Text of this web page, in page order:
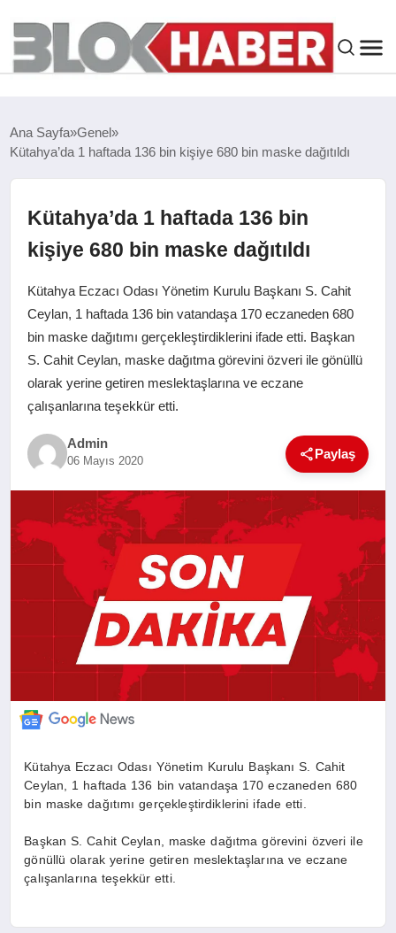
SIYASET
ÇEVRE
SPOR
EKONOMI
SAĞLIK
EĞITIM
YAŞAM
SANAT
Ana Sayfa Genel
Kütahya’da 1 haftada 136 bin kişiye 680 bin maske dağıtıldı
Kütahya’da 1 haftada 136 bin
kişiye 680 bin maske dağıtıldı
Kütahya Eczacı Odası Yönetim Kurulu Başkanı S. Cahit
Ceylan, 1 haftada 136 bin vatandaşa 170 eczaneden 680
bin maske dağıtımı gerçekleştirdiklerini ifade etti. Başkan
S. Cahit Ceylan, maske dağıtma görevini özveri ile gönüllü
olarak yerine getiren meslektaşlarına ve eczane
çalışanlarına teşekkür etti.
Admin
06 Mayıs 2020 Paylaş
Kütahya Eczacı Odası Yönetim Kurulu Başkanı S. Cahit
Ceylan, 1 haftada 136 bin vatandaşa 170 eczaneden 680
bin maske dağıtımı gerçekleştirdiklerini ifade etti.
Başkan S. Cahit Ceylan, maske dağıtma görevini özveri ile
gönüllü olarak yerine getiren meslektaşlarına ve eczane
çalışanlarına teşekkür etti.